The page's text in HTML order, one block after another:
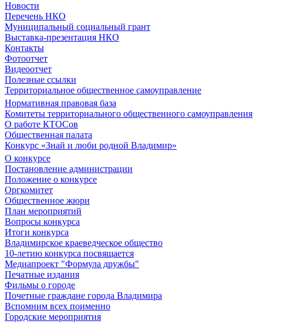
Новости
Перечень НКО
Муниципальный социальный грант
Выставка-презентация НКО
Контакты
Фотоотчет
Видеоотчет
Полезные ссылки
Территориальное общественное самоуправление
Нормативная правовая база
Комитеты территориального общественного самоуправления
О работе КТОСов
Общественная палата
Конкурс «Знай и люби родной Владимир»
О конкурсе
Постановление администрации
Положение о конкурсе
Оргкомитет
Общественное жюри
План мероприятий
Вопросы конкурса
Итоги конкурса
Владимирское краеведческое общество
10-летию конкурса посвящается
Медиапроект "Формула дружбы"
Печатные издания
Фильмы о городе
Почетные граждане города Владимира
Вспомним всех поименно
Городские мероприятия